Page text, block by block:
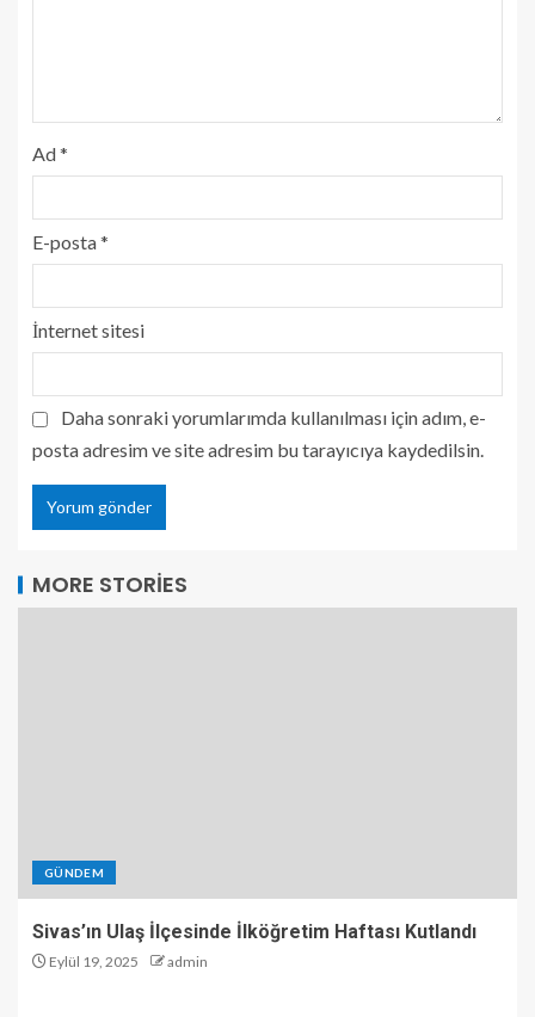
Ad*
E-posta*
İnternet sitesi
Daha sonraki yorumlarımda kullanılması için adım, e-
posta adresim ve site adresim bu tarayıcıya kaydedilsin.
MORE STORIES
GÜNDEM
Sivas’ın Ulaş İlçesinde İlköğretim Haftası Kutlandı
Eylül 19, 2025 admin